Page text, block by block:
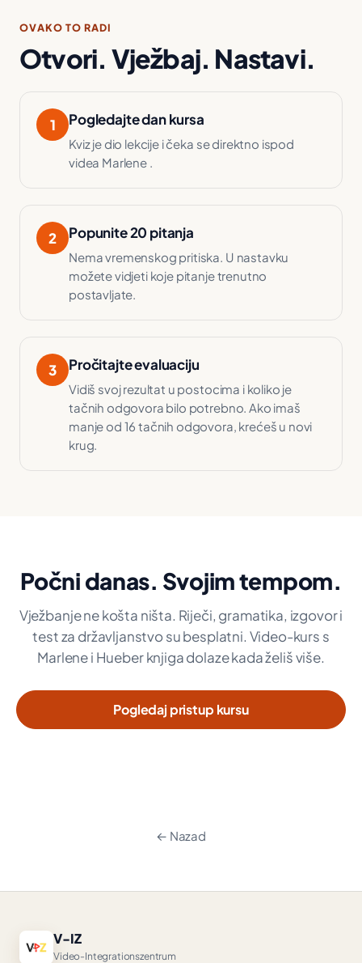
OVAKO TO RADI
Otvori. Vježbaj. Nastavi.
1 Pogledajte dan kursa
Kviz je dio lekcije i čeka se direktno ispod
videa Marlene .
2 Popunite 20 pitanja
Nema vremenskog pritiska. U nastavku
možete vidjeti koje pitanje trenutno
postavljate.
3 Pročitajte evaluaciju
Vidiš svoj rezultat u postocima i koliko je
tačnih odgovora bilo potrebno. Ako imaš
manje od 16 tačnih odgovora, krećeš u novi
krug.
Počni danas. Svojim tempom.
Vježbanje ne košta ništa. Riječi, gramatika, izgovor i
test za državljanstvo su besplatni. Video-kurs s
Marlene i Hueber knjiga dolaze kada želiš više.
Pogledaj pristup kursu
← Nazad
V-IZ
Video-Integrationszentrum